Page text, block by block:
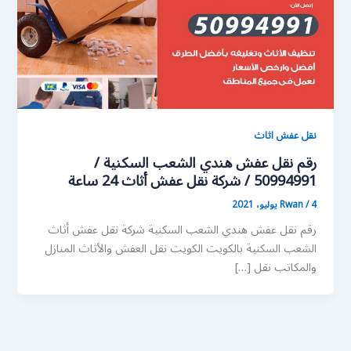
نقل عفش اثاث
رقم نقل عفش هندي الشعب السكنية /
50994991 / شركة نقل عفش أثاث 24 ساعة
Rwan/4 يوليو، 2021
رقم نقل عفش هندي الشعب السكنية شركة نقل عفش أثاث
الشعب السكنية بالكويت الكويت نقل العفش والأثاث المنازل
والمكاتب نقل […]